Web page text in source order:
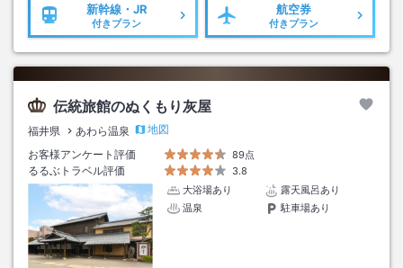
新幹線・JR
付きプラン
航空券
付きプラン
伝統旅館のぬくもり灰屋
福井県 あわら温泉
地図
お客様アンケート評価
89点
るるぶトラベル評価
3.8
大浴場あり
露天風呂あり
温泉
駐車場あり